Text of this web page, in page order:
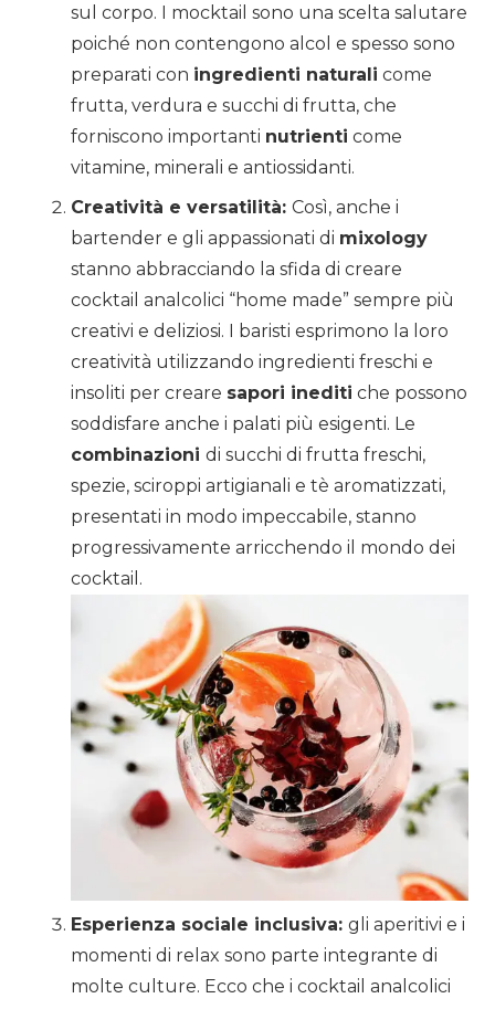
sul corpo. I mocktail sono una scelta salutare
poiché non contengono alcol e spesso sono
preparati con ingredienti naturali come
frutta, verdura e succhi di frutta, che
forniscono importanti nutrienti come
vitamine, minerali e antiossidanti.
Creatività e versatilità: Così, anche i
bartender e gli appassionati di mixology
stanno abbracciando la sfida di creare
cocktail analcolici “home made” sempre più
creativi e deliziosi. I baristi esprimono la loro
creatività utilizzando ingredienti freschi e
insoliti per creare sapori inediti che possono
soddisfare anche i palati più esigenti. Le
combinazioni di succhi di frutta freschi,
spezie, sciroppi artigianali e tè aromatizzati,
presentati in modo impeccabile, stanno
progressivamente arricchendo il mondo dei
cocktail.
Esperienza sociale inclusiva: gli aperitivi e i
momenti di relax sono parte integrante di
molte culture. Ecco che i cocktail analcolici